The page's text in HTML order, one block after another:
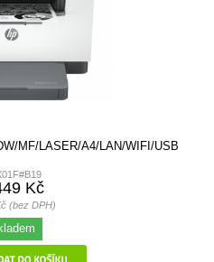
MF/LASER/A4/LAN/WIFI/USB
Kč
(bez DPH)